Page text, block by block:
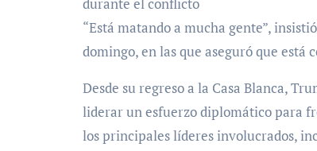
“Está matando a mucha gente”,
domingo, en las que aseguró que está
Desde su regreso a la Casa Blanca,
liderar un esfuerzo diplomático para
los principales líderes involucrados,